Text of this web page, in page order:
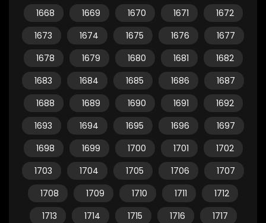
1668
1669 1670 1671
1672
1673
1674 1675 1676
1677
1678
1679 1680 1681
1682
1683
1684 1685 1686
1687
1688
1689 1690 1691
1692
1693
1694 1695 1696
1697
1698
1699 1700 1701
1702
1703
1704 1705 1706
1707
1708
1709 1710 1711
1712
1713
1714 1715 1716
1717